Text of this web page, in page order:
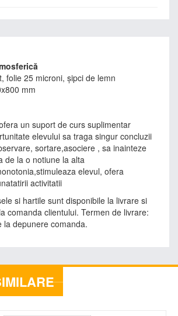
folie 25 microni, şipci de lemn
mm
un suport de curs suplimentar
elevului sa traga singur concluzii
sortare,asociere , sa inainteze
de la o notiune la alta
elevul, ofera
activitatii
si hartile sunt disponibile la livrare si
comanda clientului. Termen de livrare:
la depunere comanda.